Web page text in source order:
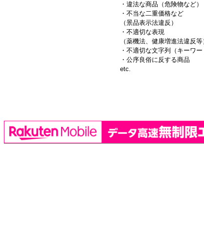
・違法な商品（危険物など）
・不当な二重価格など
（景品表示法違反）
・不適切な表現
（薬機法、健康増進法違反等
・不適切な文字列（キーワー
・公序良俗に反する商品
etc.